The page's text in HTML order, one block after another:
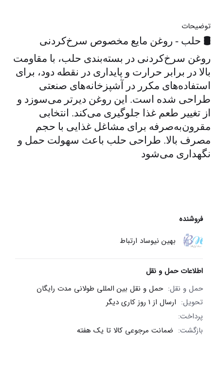
توضیحات
🛢️ حلب - روغن مایع مخصوص سرخ‌کردنی
روغن سرخ‌کردنی در بسته‌بندی حلب، با مقاومت
بالا در برابر حرارت و پایداری در نقطه دود، برای
استفاده‌های مکرر در آشپزخانه‌های صنعتی
طراحی شده است. این روغن دیرتر می‌سوزد و
از تغییر طعم غذا جلوگیری می‌کند. انتخابی
مقرون‌به‌صرفه برای مشاغل غذایی با حجم
مصرف بالا. طراحی حلب باعث سهولت حمل و
نگهداری می‌شود
فروشنده
بهین نیوساد ارتباط
اطلاعات حمل و نقل
حمل و نقل: حمل و نقل بین المللی طولانی مدت رایگان
تحویل: ارسال از 1 روز کاری دیگر
پرداخت:
بازگشت: ضمانت مرجوعی کالا تا یک هفته